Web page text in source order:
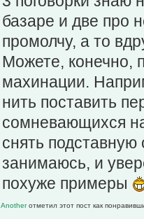
базаре и две про
промолчу, а то
Можете, конечно,
махинации.
нить поставить
сомневающихся
снять
занимаюсь, и
похуже примеры
Anotherотметил этот пост как